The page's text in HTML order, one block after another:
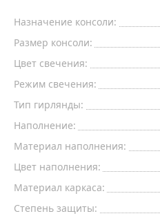
Назначение консоли:
Размер консоли:
Цвет свечения:
Режим свечения:
Тип гирлянды:
Наполнение:
Материал наполнения:
Цвет наполнения:
Материал каркаса:
Степень защиты: